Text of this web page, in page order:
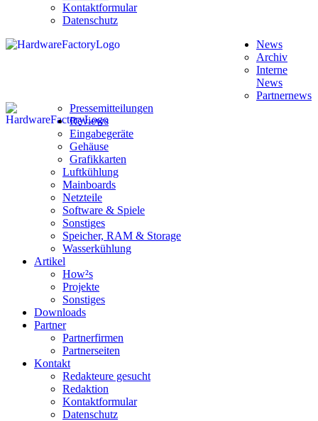
Kontaktformular
Datenschutz
News
Archiv
Interne
News
Partnernews
Pressemitteilungen
Reviews
Eingabegeräte
Gehäuse
Grafikkarten
Luftkühlung
Mainboards
Netzteile
Software & Spiele
Sonstiges
Speicher, RAM & Storage
Wasserkühlung
Artikel
How²s
Projekte
Sonstiges
Downloads
Partner
Partnerfirmen
Partnerseiten
Kontakt
Redakteure gesucht
Redaktion
Kontaktformular
Datenschutz